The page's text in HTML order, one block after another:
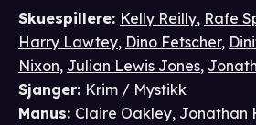
Skuespillere: Kelly Reilly, Rafe
Harry Lawtey, Dino Fetscher,
Nixon, Julian Lewis Jones,
Sjanger: Krim / Mystikk
Manus: Claire Oakley, Jonathan